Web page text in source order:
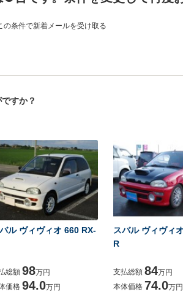
の条件で新着メールを受け取る
すか？
ル ヴィヴィオ 660 RX-
総額 98万円
価格 94.0万円
スバル ヴィヴィ
R
支払総額 84万円
本体価格 74.0万円